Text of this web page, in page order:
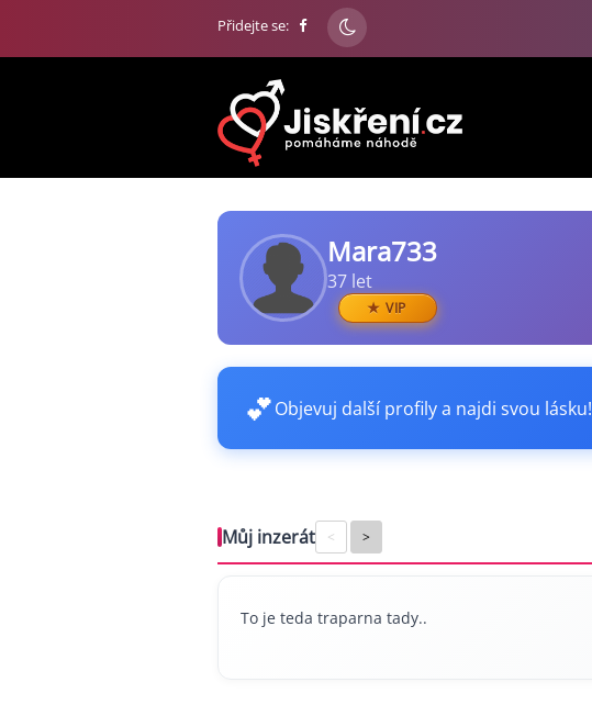
Přidejte se:
Mara733
37 let
VIP
💕Objevuj další profily a najdi svou lásku!
Můj inzerát < >
To je teda traparna tady..